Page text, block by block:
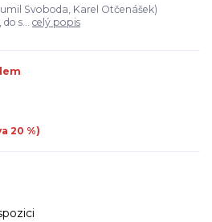
Svoboda, Karel Otčenášek)
s... celý popis
20 %)